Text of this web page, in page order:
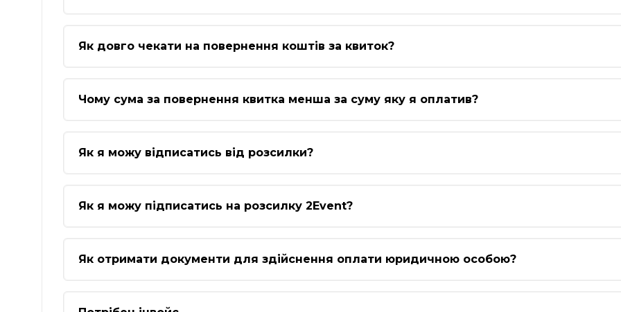
Як довго чекати на повернення коштів за квиток?
Чому сума за повернення квитка менша за суму яку я оплатив?
Як я можу відписатись від розсилки?
Як я можу підписатись на розсилку 2Event?
Як отримати документи для здійснення оплати юридичною особою?